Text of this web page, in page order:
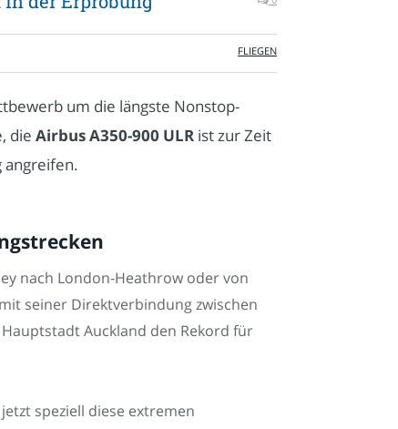
FLIEGEN
um die längste Nonstop-
die Airbus A350-900 ULR ist zur Zeit
angreifen.
nach London-Heathrow oder von
seiner Direktverbindung zwischen
Auckland den Rekord für
speziell diese extremen